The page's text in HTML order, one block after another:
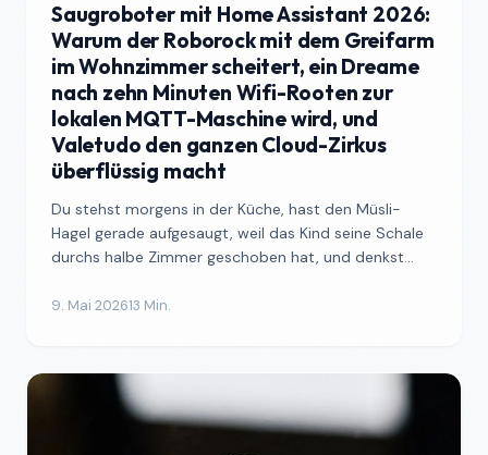
Saugroboter mit Home Assistant 2026:
Warum der Roborock mit dem Greifarm
im Wohnzimmer scheitert, ein Dreame
nach zehn Minuten Wifi-Rooten zur
lokalen MQTT-Maschine wird, und
Valetudo den ganzen Cloud-Zirkus
überflüssig macht
Du stehst morgens in der Küche, hast den Müsli-
Hagel gerade aufgesaugt, weil das Kind seine Schale
durchs halbe Zimmer geschoben hat, und denkst
9. Mai 202613 Min.